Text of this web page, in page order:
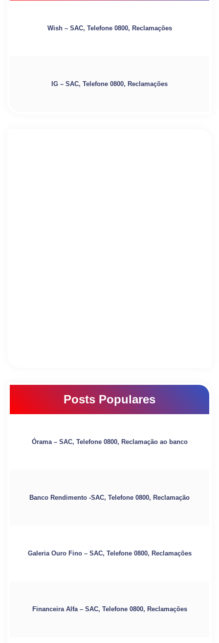
Wish – SAC, Telefone 0800, Reclamações
IG – SAC, Telefone 0800, Reclamações
Posts Populares
Órama – SAC, Telefone 0800, Reclamação ao banco
Banco Rendimento -SAC, Telefone 0800, Reclamação
Galeria Ouro Fino – SAC, Telefone 0800, Reclamações
Financeira Alfa – SAC, Telefone 0800, Reclamações